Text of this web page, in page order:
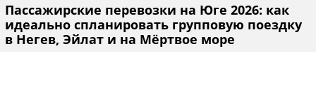
Пассажирские перевозки на Юге 2026: как
идеально спланировать групповую поездку
в Негев, Эйлат и на Мёртвое море